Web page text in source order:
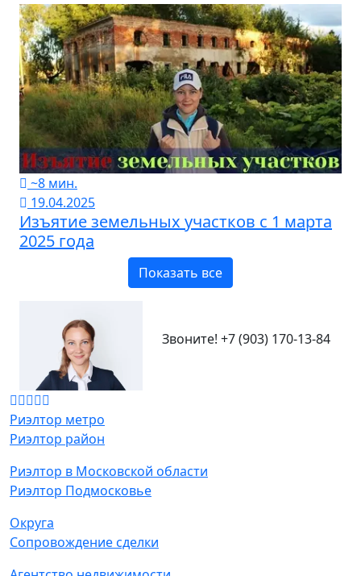
~8 мин.
19.04.2025
Изъятие земельных участков с 1 марта
2025 года
Показать все
Звоните! +7 (903) 170-13-84
Риэлтор метро
Риэлтор район
Риэлтор в Московской области
Риэлтор Подмосковье
Округа
Сопровождение сделки